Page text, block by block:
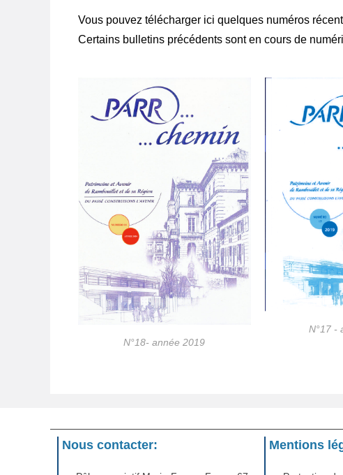
Vous pouvez télécharger ici quelques numéros
Certains bulletins précédents sont en cours de
N°18- année 2019
N°17 -
Nous contacter: Mentions